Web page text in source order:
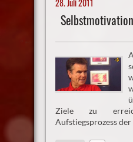
28. Juli 2011
Selbstmotivation
Ziele zu
Aufstiegsprozess